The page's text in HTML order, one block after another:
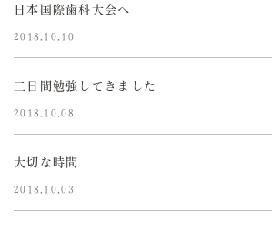
日本国際歯科大会へ
2018.10.10
二日間勉強してきました
2018.10.08
大切な時間
2018.10.03